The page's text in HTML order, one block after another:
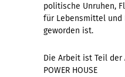
politische Unruhen,
für Lebensmittel und
geworden ist.
Die Arbeit ist Teil der
POWER HOUSE